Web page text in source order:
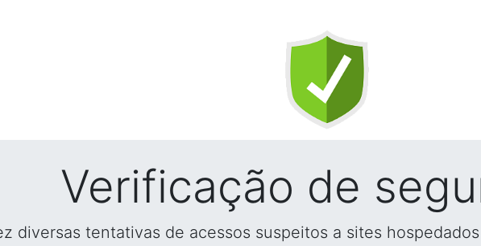
Verificação de
diversas tentativas de acessos suspeitos a sites